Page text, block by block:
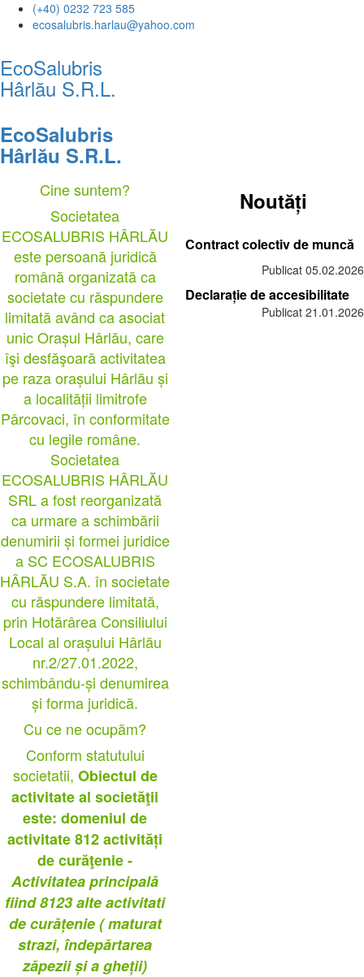
(+40) 0232 723 585
ecosalubris.harlau@yahoo.com
EcoSalubris
Hârlău S.R.L.
EcoSalubris
Hârlău S.R.L.
Cine suntem?
Societatea
ECOSALUBRIS HÂRLĂU
este persoană juridică
română organizată ca
societate cu răspundere
limitată având ca asociat
unic Orașul Hârlău, care
îşi desfăşoară activitatea
pe raza orașului Hârlău și
a localității limitrofe
Pârcovaci, în conformitate
cu legile române.
Societatea
ECOSALUBRIS HÂRLĂU
SRL a fost reorganizată
ca urmare a schimbării
denumirii și formei juridice
a SC ECOSALUBRIS
HÂRLĂU S.A. în societate
cu răspundere limitată,
prin Hotărârea Consiliului
Local al orașului Hârlău
nr.2/27.01.2022,
schimbându-și denumirea
și forma juridică.
Cu ce ne ocupãm?
Conform statutului
societatii, Obiectul de
activitate al societăţii
este: domeniul de
activitate 812 activități
de curăţenie -
Activitatea principală
fiind 8123 alte activitati
de curățenie ( maturat
strazi, îndepărtarea
zăpezii și a gheții)
Noutăți
Contract colectiv de muncă
Publicat 05.02.2026
Declarație de accesibilitate
Publicat 21.01.2026